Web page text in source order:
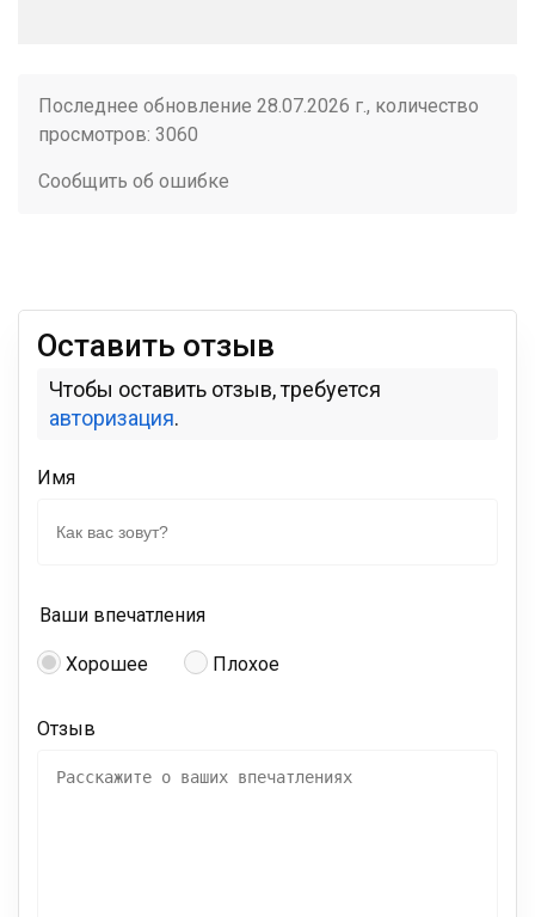
Последнее обновление 28.07.2026 г., количество
просмотров: 3060
Сообщить об ошибке
Оставить отзыв
Чтобы оставить отзыв, требуется
авторизация.
Имя
Ваши впечатления
Хорошее Плохое
Отзыв